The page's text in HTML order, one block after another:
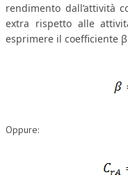
DIRITTO TRIBUTARIO
FISCALITÀ
CRIMINOLOGIA
rendimento dall’attività
extra rispetto alle
esprimere il coefficiente
Oppure: